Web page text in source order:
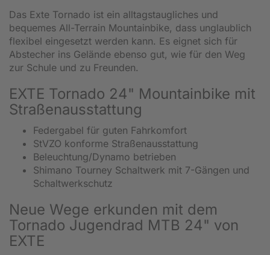
Das Exte Tornado ist ein alltagstaugliches und
bequemes All-Terrain Mountainbike, dass unglaublich
flexibel eingesetzt werden kann. Es eignet sich für
Abstecher ins Gelände ebenso gut, wie für den Weg
zur Schule und zu Freunden.
EXTE Tornado 24" Mountainbike mit
Straßenausstattung
Federgabel für guten Fahrkomfort
StVZO konforme Straßenausstattung
Beleuchtung/Dynamo betrieben
Shimano Tourney Schaltwerk mit 7-Gängen und
Schaltwerkschutz
Neue Wege erkunden mit dem
Tornado Jugendrad MTB 24" von
EXTE